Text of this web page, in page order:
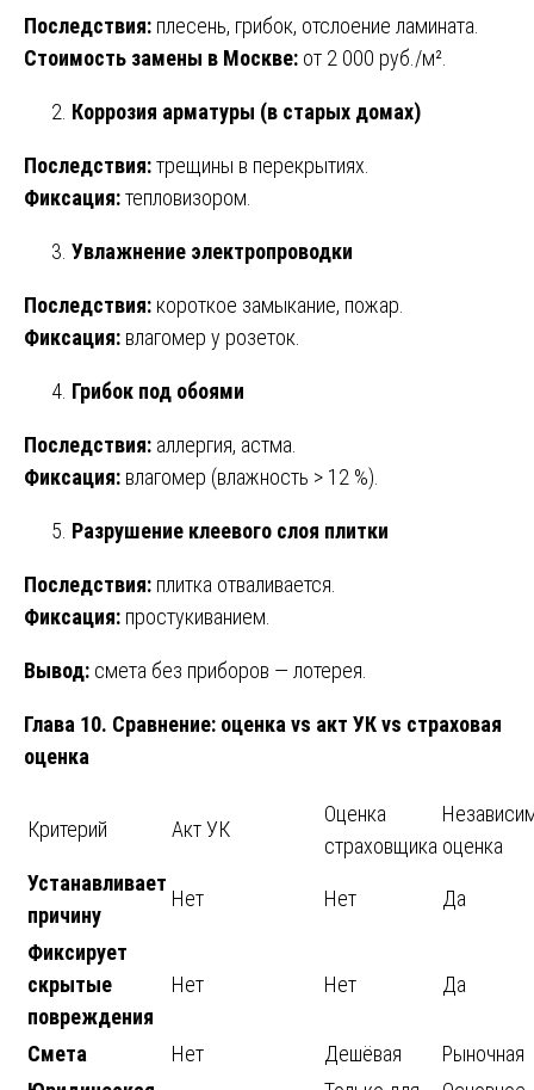
Последствия: плесень, грибок, отслоение ламината.
Стоимость замены в Москве: от 2 000 руб./м².
Коррозия арматуры (в старых домах)
Последствия:трещины в перекрытиях.
Фиксация:тепловизором.
Увлажнение электропроводки
Последствия: короткое замыкание, пожар.
Фиксация: влагомер у розеток.
Грибок под обоями
Последствия: аллергия, астма.
Фиксация: влагомер (влажность > 12 %).
Разрушение клеевого слоя плитки
Последствия: плитка отваливается.
Фиксация: простукиванием.
Вывод: смета без приборов — лотерея.
Глава 10. Сравнение: оценка vs акт УК vs страховая
оценка
Критерий Акт УК
Оценка
страховщика оценка
Устанавливает
причину
Нет Нет Да
Фиксирует
скрытые
повреждения
Нет Нет Да
Смета Нет Дешёвая
Рыночная